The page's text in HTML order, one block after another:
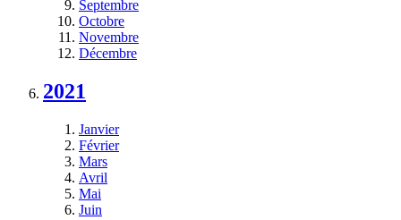
Septembre
Octobre
Novembre
Décembre
2021
Janvier
Février
Mars
Avril
Mai
Juin